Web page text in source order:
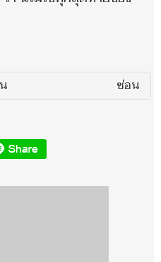
ซ่อน